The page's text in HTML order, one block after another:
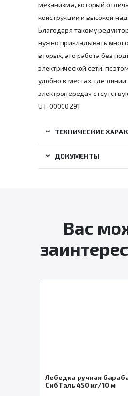
механизма, который
конструкции и высокой
Благодаря такому
нужно прикладывать
вторых, это работа без
электрической сети,
удобно в местах, где линии
электропередач
UT-00000291
ТЕХНИЧЕСКИЕ
ДОКУМЕНТЫ
Вас
Лебедка ручная
СибТаль 450 кг/10 м